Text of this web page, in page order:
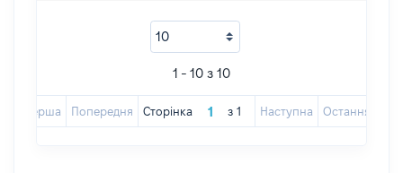
1 - 10 з 10
Перша Попередня Сторінка з 1 Наступна Остання